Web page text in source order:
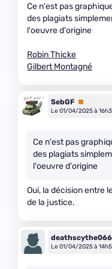
Ce n'est pas
des plagiats
l'oeuvre d'origine
Robin Thicke
Gilbert Montagné
SebGF Premium
Le 01/04/2025 à
Ce n'est pas
des plagiats
l'oeuvre d'origine
Oui, la décision entre
de la justice.
Le 01/04/2025 à